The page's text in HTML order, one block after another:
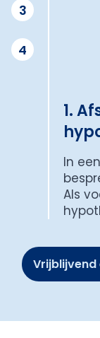
3
4
1.
In
Als
Vrijblijvend